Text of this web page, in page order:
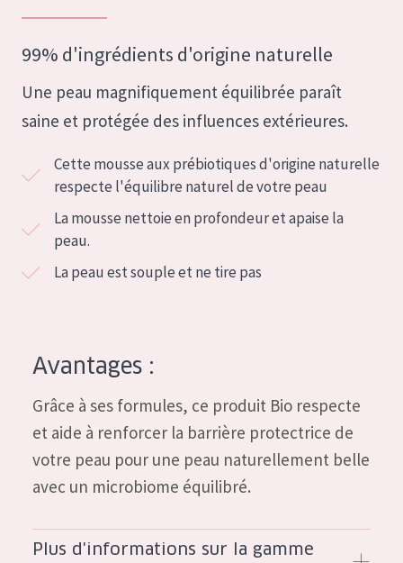
Crème de Nuit
Crème pour les Yeux
Sérum
Démaquillants
COLLECTION
Lift+
Expert
Peau sensible
Peau normale à sèche
Peau mixte ou grasse
Peau mature
Peau ménopausée
ÂGE :
99% d'ingrédients d'origine naturelle
Une peau magnifiquement équilibrée paraît
saine et protégée des influences extérieures.
Cette mousse aux prébiotiques d'origine naturelle
respecte l'équilibre naturel de votre peau
La mousse nettoie en profondeur et apaise la
peau.
La peau est souple et ne tire pas
Avantages :
Grâce à ses formules, ce produit Bio respecte
et aide à renforcer la barrière protectrice de
votre peau pour une peau naturellement belle
avec un microbiome équilibré.
Plus d'informations sur la gamme